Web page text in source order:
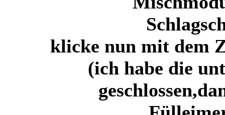
klicke nun mit dem
(ich habe die